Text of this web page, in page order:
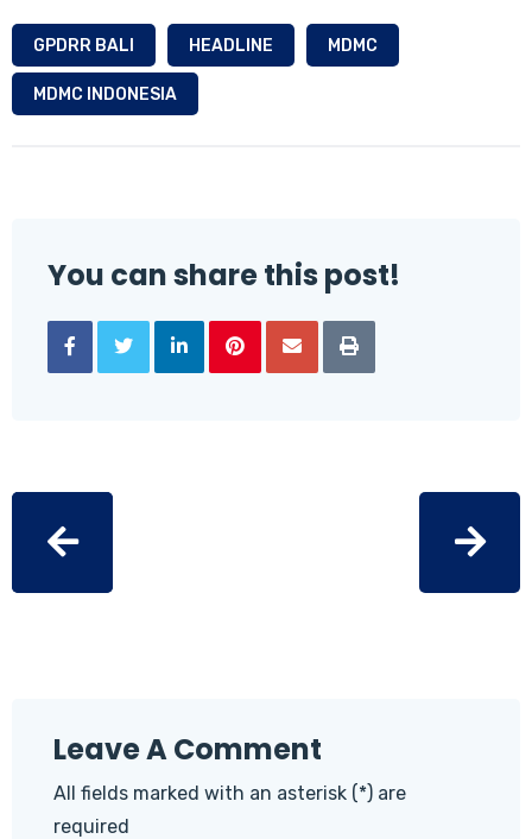
GPDRR BALI HEADLINE MDMC
MDMC INDONESIA
You can share this post!
Leave A Comment
All fields marked with an asterisk (*) are
required